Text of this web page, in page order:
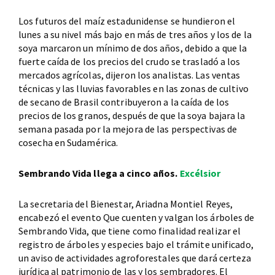
Los futuros del maíz estadunidense se hundieron el
lunes a su nivel más bajo en más de tres años y los de la
soya marcaron un mínimo de dos años, debido a que la
fuerte caída de los precios del crudo se trasladó a los
mercados agrícolas, dijeron los analistas. Las ventas
técnicas y las lluvias favorables en las zonas de cultivo
de secano de Brasil contribuyeron a la caída de los
precios de los granos, después de que la soya bajara la
semana pasada por la mejora de las perspectivas de
cosecha en Sudamérica.
Sembrando Vida llega a cinco años. Excélsior
La secretaria del Bienestar, Ariadna Montiel Reyes,
encabezó el evento Que cuenten y valgan los árboles de
Sembrando Vida, que tiene como finalidad realizar el
registro de árboles y especies bajo el trámite unificado,
un aviso de actividades agroforestales que dará certeza
jurídica al patrimonio de las y los sembradores. El